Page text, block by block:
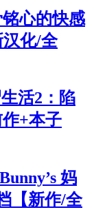
铭心的快感
汉化/全
活2：陷
+本子
妈
【新作/全